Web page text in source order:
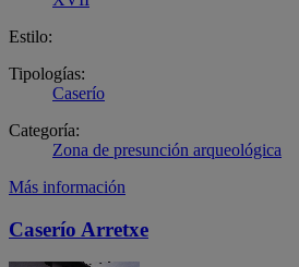
Estilo:
Tipologías:
Caserío
Categoría:
Zona de presunción arqueológica
Más información
Caserío Arretxe